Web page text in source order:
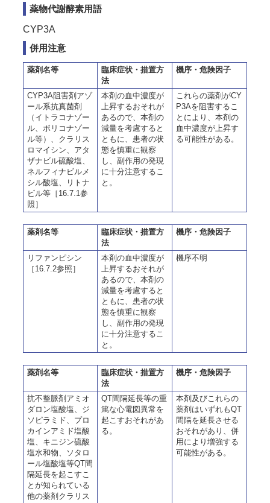
薬物代謝酵素用語
CYP3A
併用注意
薬剤名等
臨床症状・措置方
法
機序・危険因子
CYP3A阻害剤アゾ
ール系抗真菌剤
（イトラコナゾー
ル、ボリコナゾー
ル等）、クラリス
ロマイシン、アタ
ザナビル硫酸塩、
ネルフィナビルメ
シル酸塩、リトナ
ビル等［16.7.1参
照］
本剤の血中濃度が
上昇するおそれが
あるので、本剤の
減量を考慮すると
ともに、患者の状
態を慎重に観察
し、副作用の発現
に十分注意するこ
と。
これらの薬剤がCY
P3Aを阻害するこ
とにより、本剤の
血中濃度が上昇す
る可能性がある。
薬剤名等
臨床症状・措置方
法
機序・危険因子
リファンピシン
［16.7.2参照］
本剤の血中濃度が
上昇するおそれが
あるので、本剤の
減量を考慮すると
ともに、患者の状
態を慎重に観察
し、副作用の発現
に十分注意するこ
と。
機序不明
薬剤名等
臨床症状・措置方
法
機序・危険因子
抗不整脈剤アミオ
ダロン塩酸塩、ジ
ソピラミド、プロ
カインアミド塩酸
塩、キニジン硫酸
塩水和物、ソタロ
ール塩酸塩等QT間
隔延長を起こすこ
とが知られている
他の薬剤クラリス
QT間隔延長等の重
篤な心電図異常を
起こすおそれがあ
る。
本剤及びこれらの
薬剤はいずれもQT
間隔を延長させる
おそれがあり、併
用により増強する
可能性がある。